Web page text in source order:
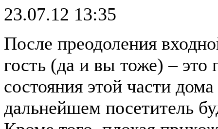
23.07.12 13:35
После преодоления
гость (да и вы тоже) –
состояния этой части
дальнейшем посетитель